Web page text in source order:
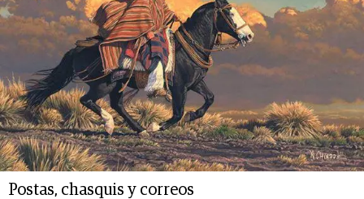
Postas, chasquis y correos